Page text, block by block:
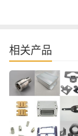
相关产品